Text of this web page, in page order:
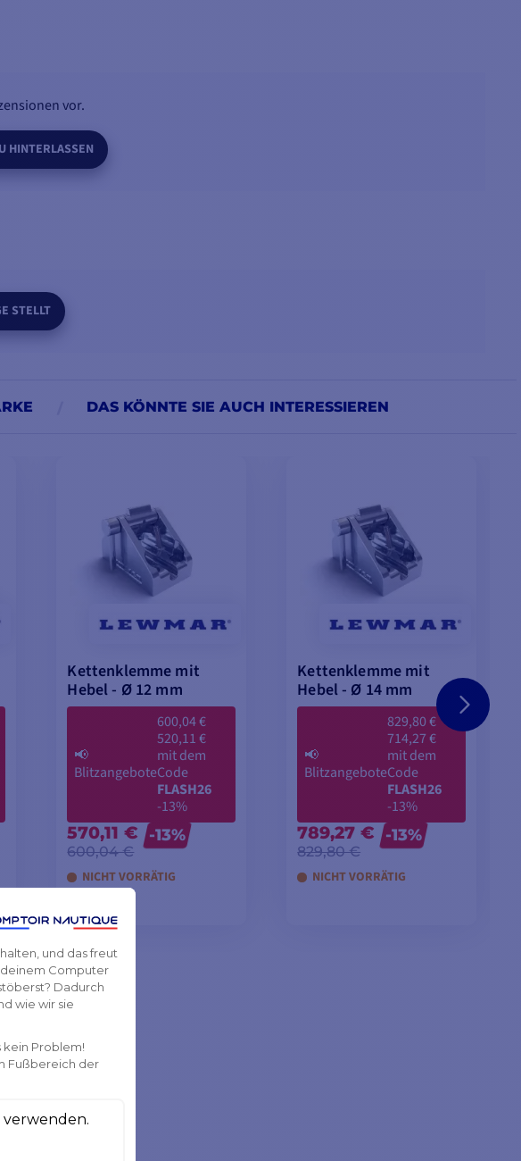
vor.
HINTERLASSEN
STELLT
DAS KÖNNTE SIE AUCH INTERESSIEREN
Kettenklemme mit
Hebel - Ø 12 mm
📢
Blitzangebote
600,04 €
520,11 €
mit dem
Code
FLASH26
-13%
570,11 €
600,04 €
-13%
NICHT VORRÄTIG
IN DEN WARENKORB
Kettenklemme mit
Hebel - Ø 14 mm
📢
Blitzangebote
829,80 €
714,27 €
mit dem
Code
FLASH26
-13%
789,27 €
829,80 €
-13%
NICHT VORRÄTIG